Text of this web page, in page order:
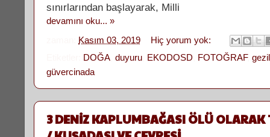
sınırlarından başlayarak, Milli
devamını oku... »
Kasım 03, 2019
Hiç yorum yok:
DOĞA duyuru EKODOSD FOTOĞRAF,
güvercinada
3 DENİZ KAPLUMBAĞASI ÖLÜ OLARAK